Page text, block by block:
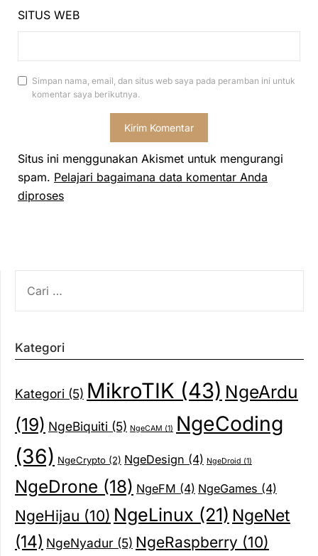
SITUS WEB
Simpan nama, email, dan situs web saya pada peramban ini untuk
komentar saya berikutnya.
Situs ini menggunakan Akismet untuk mengurangi
spam. Pelajari bagaimana data komentar Anda
diproses
UNTUK:
Kategori
Kategori (5) MikroTIK (43) NgeArdu
(19) NgeBiquiti (5) NgeCAM (1) NgeCoding
(36) NgeCrypto (2) NgeDesign (4) NgeDroid (1)
NgeDrone (18) NgeFM (4) NgeGames (4)
NgeHijau (10) NgeLinux (21) NgeNet
(14) NgeNyadur (5) NgeRaspberry (10)